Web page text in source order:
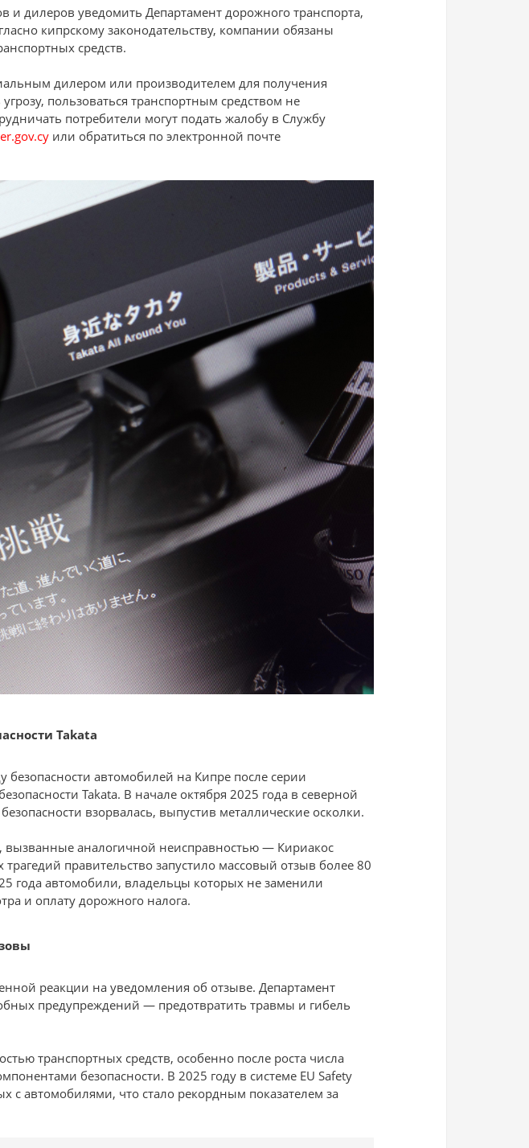
и дилеров уведомить Департамент дорожного транспорта,
кипрскому законодательству, компании обязаны
средств.
дилером или производителем для получения
пользоваться транспортным средством не
потребители могут подать жалобу в Службу
или обратиться по электронной почте
Takata
автомобилей на Кипре после серии
Takata. В начале октября 2025 года в северной
взорвалась, выпустив металлические осколки.
вызванные аналогичной неисправностью — Кириакос
правительство запустило массовый отзыв более 80
года автомобили, владельцы которых не заменили
и оплату дорожного налога.
реакции на уведомления об отзыве. Департамент
предупреждений — предотвратить травмы и гибель
транспортных средств, особенно после роста числа
безопасности. В 2025 году в системе EU Safety
с автомобилями, что стало рекордным показателем за